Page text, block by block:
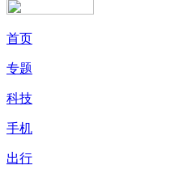
首页
专题
科技
手机
出行